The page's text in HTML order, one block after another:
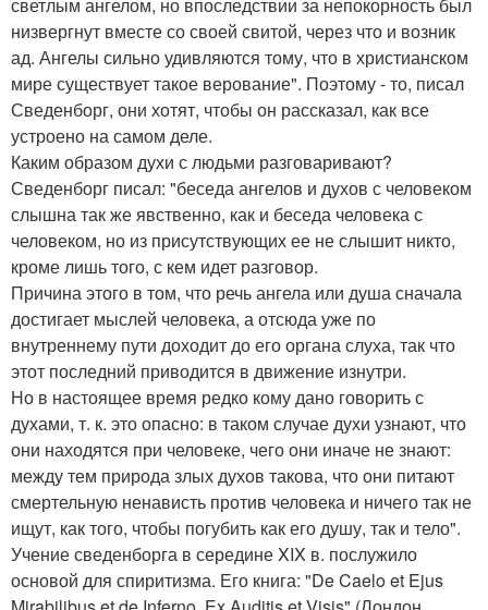
низвергнут вместе со своей свитой, через что и возник
ад. Ангелы сильно удивляются тому, что в христианском
мире существует такое верование". Поэтому - то, писал
Сведенборг, они хотят, чтобы он рассказал, как все
устроено на самом деле.
Каким образом духи с людьми разговаривают?
Сведенборг писал: "беседа ангелов и духов с человеком
слышна так же явственно, как и беседа человека с
человеком, но из присутствующих ее не слышит никто,
кроме лишь того, с кем идет разговор.
Причина этого в том, что речь ангела или душа сначала
достигает мыслей человека, а отсюда уже по
внутреннему пути доходит до его органа слуха, так что
этот последний приводится в движение изнутри.
Но в настоящее время редко кому дано говорить с
духами, т. к. это опасно: в таком случае духи узнают, что
они находятся при человеке, чего они иначе не знают:
между тем природа злых духов такова, что они питают
смертельную ненависть против человека и ничего так не
ищут, как того, чтобы погубить как его душу, так и тело".
Учение сведенборга в середине XIX в. послужило
основой для спиритизма. Его книга: "De Caelo et Ejus